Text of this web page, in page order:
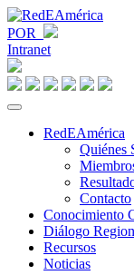
POR
Intranet
RedEAmérica
Quiénes
Contacto
Conocimiento
Diálogo
Recursos
Noticias